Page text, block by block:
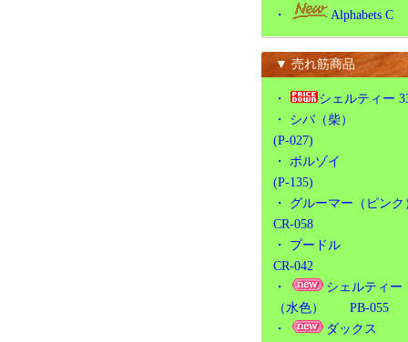
・
Alphabets C
▼ 売れ筋商品
・
シェルティー
・ シバ（柴）
(P-027)
・ ボルゾイ
(P-135)
・ グルーマー（ピンク
CR-058
・ プードル
CR-042
・
シェルティー
（水色） PB-055
・
ダックス